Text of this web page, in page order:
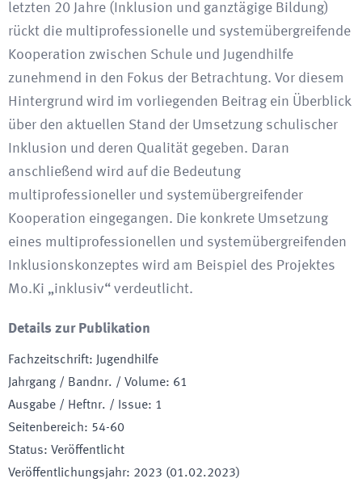
letzten 20 Jahre (Inklusion und ganztägige Bildung)
rückt die multiprofessionelle und systemübergreifende
Kooperation zwischen Schule und Jugendhilfe
zunehmend in den Fokus der Betrachtung. Vor diesem
Hintergrund wird im vorliegenden Beitrag ein Überblick
über den aktuellen Stand der Umsetzung schulischer
Inklusion und deren Qualität gegeben. Daran
anschließend wird auf die Bedeutung
multiprofessioneller und systemübergreifender
Kooperation eingegangen. Die konkrete Umsetzung
eines multiprofessionellen und systemübergreifenden
Inklusionskonzeptes wird am Beispiel des Projektes
Mo.Ki „inklusiv“ verdeutlicht.
Details zur Publikation
Fachzeitschrift:
Jugendhilfe
Jahrgang / Bandnr. / Volume: 61
Ausgabe / Heftnr. / Issue: 1
Seitenbereich: 54-60
Status: Veröffentlicht
Veröffentlichungsjahr: 2023 (01.02.2023)